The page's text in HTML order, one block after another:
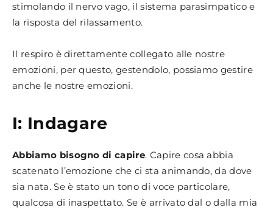
stimolando il nervo vago, il sistema parasimpatico e
la risposta del rilassamento.
Il respiro è direttamente collegato alle nostre
emozioni, per questo, gestendolo, possiamo gestire
anche le nostre emozioni.
I: Indagare
Abbiamo bisogno di capire. Capire cosa abbia
scatenato l’emozione che ci sta animando, da dove
sia nata. Se è stato un tono di voce particolare,
qualcosa di inaspettato. Se è arrivato dal o dalla mia